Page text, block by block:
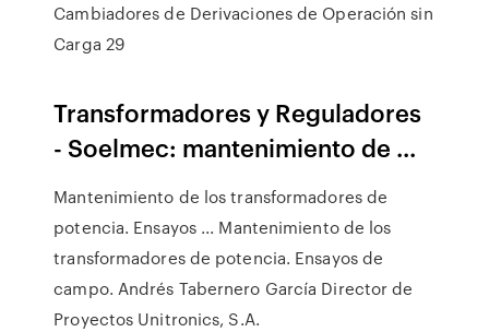
Cambiadores de Derivaciones de Operación sin
Carga 29
Transformadores y Reguladores
- Soelmec: mantenimiento de ...
Mantenimiento de los transformadores de
potencia. Ensayos ... Mantenimiento de los
transformadores de potencia. Ensayos de
campo. Andrés Tabernero García Director de
Proyectos Unitronics, S.A.